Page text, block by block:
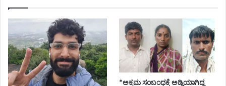
*ಅಕ್ರಮ ಸಂಬಂಧಕ್ಕೆ ಅಡ್ಡಿಯಾಗಿದ್ದ